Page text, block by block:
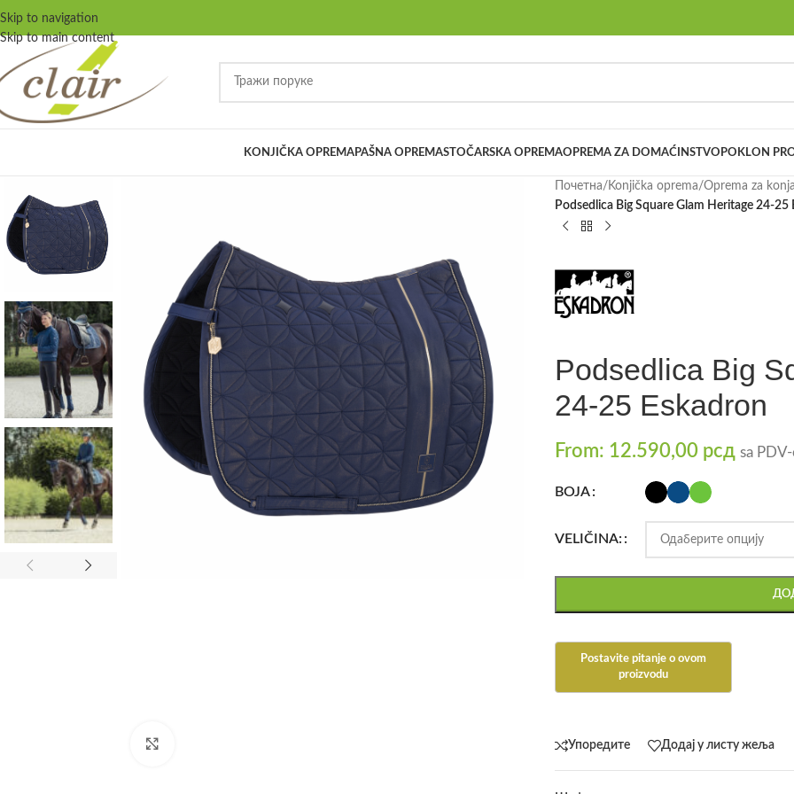
Skip to navigation
Skip to main content
KONJIČKA OPREMAPAŠNA OPREMASTOČARSKA OPREMAOPREMA ZA DOMAĆINSTVO POKLON
Почетна/ Konjička oprema/Oprema za konja
Podsedlica Big Square Glam Heritage 24-25
Podsedlica Big
24-25 Eskadron
From: 12.590,00 рсд sa
BOJA
VELIČINA:
Упоредите Додај у листу жеља